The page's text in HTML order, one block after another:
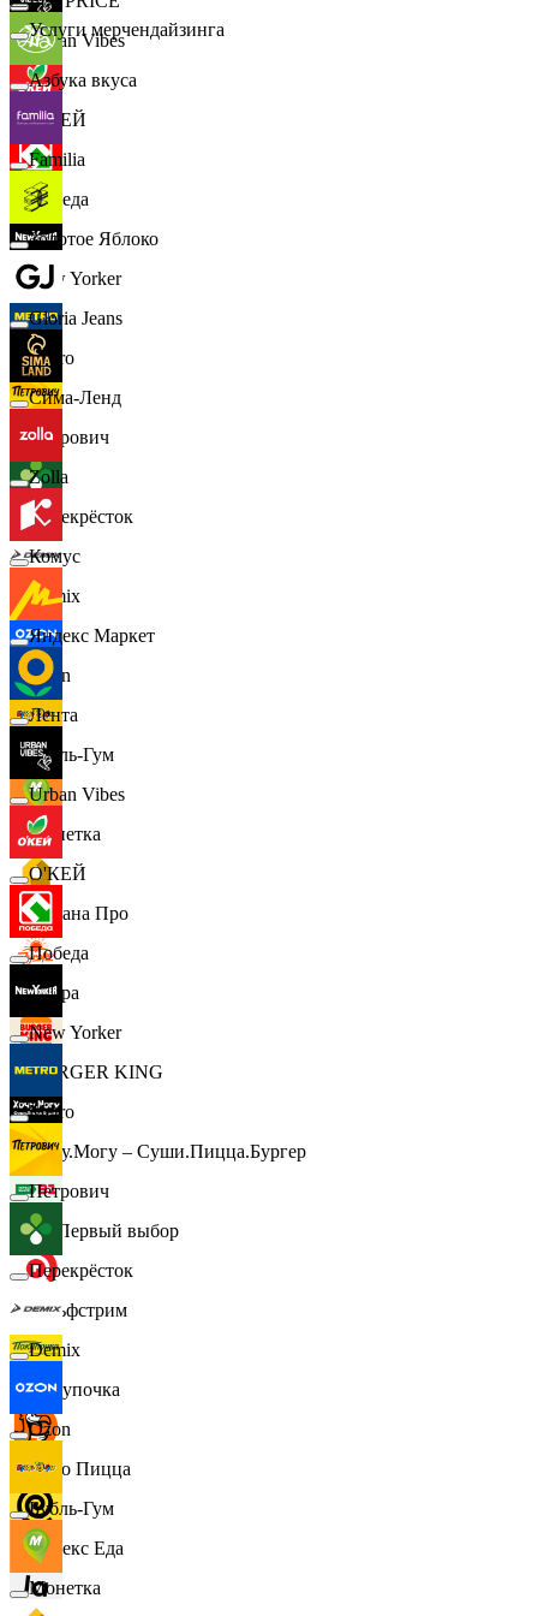
Urban Vibes
О'КЕЙ
Победа
New Yorker
Metro
Петрович
Перекрёсток
Demix
Ozon
Бубль-Гум
Монетка
Лемана Про
7 утра
BURGER KING
Хочу.Могу – Суши.Пицца.Бургер
B1 Первый выбор
Гольфстрим
Покупочка
Додо Пицца
Яндекс Еда
Азбука вкуса
Familia
Золотое Яблоко
Gloria Jeans
Сима-Ленд
Zolla
Комус
Яндекс Маркет
Лента
Urban Vibes
О'КЕЙ
Победа
New Yorker
Metro
Петрович
Перекрёсток
Demix
Ozon
Бубль-Гум
Монетка
Услуги мерчендайзинга